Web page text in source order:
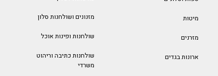
מיטות
מזרנים
ארונות בגדים
מזנונים ושולחנות סלון
שולחנות ופינות אוכל
שולחנות כתיבה וריהוט
משרדי